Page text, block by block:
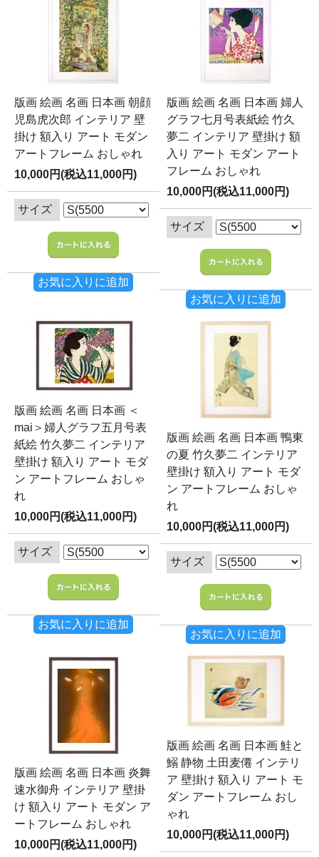
版画 絵画 名画 日本画 朝顔
児島虎次郎 インテリア 壁
掛け 額入り アート モダン
アートフレーム おしゃれ
10,000円(税込11,000円)
サイズ
お気に入りに追加
版画 絵画 名画 日本画 婦人
グラフ七月号表紙絵 竹久
夢二 インテリア 壁掛け 額
入り アート モダン アート
フレーム おしゃれ
10,000円(税込11,000円)
サイズ
お気に入りに追加
版画 絵画 名画 日本画 ＜
mai＞婦人グラフ五月号表
紙絵 竹久夢二 インテリア
壁掛け 額入り アート モダ
ン アートフレーム おしゃ
れ
10,000円(税込11,000円)
サイズ
お気に入りに追加
版画 絵画 名画 日本画 鴨東
の夏 竹久夢二 インテリア
壁掛け 額入り アート モダ
ン アートフレーム おしゃ
れ
10,000円(税込11,000円)
サイズ
お気に入りに追加
版画 絵画 名画 日本画 炎舞
速水御舟 インテリア 壁掛
け 額入り アート モダン ア
ートフレーム おしゃれ
10,000円(税込11,000円)
版画 絵画 名画 日本画 鮭と
鰯 静物 土田麦僊 インテリ
ア 壁掛け 額入り アート モ
ダン アートフレーム おし
ゃれ
10,000円(税込11,000円)